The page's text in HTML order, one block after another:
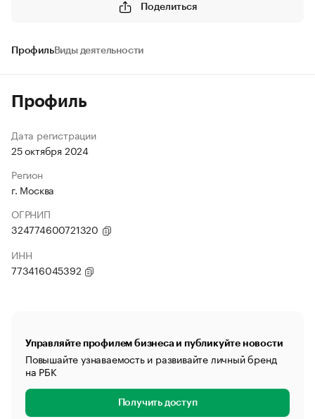
Поделиться
ПрофильВиды деятельности
Профиль
Дата регистрации
25 октября 2024
Регион
г. Москва
ОГРНИП
324774600721320
ИНН
773416045392
Управляйте профилем бизнеса и публикуйте новости
Повышайте узнаваемость и развивайте личный бренд
на РБК
Получить доступ